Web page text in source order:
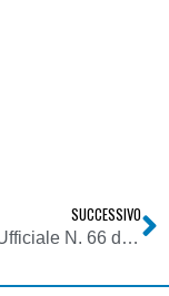
SUCCESSIVO
Gazzetta Ufficiale N. 66 del 20 Marzo 2007 – Agcom Deliberazione 7 marzo 2007